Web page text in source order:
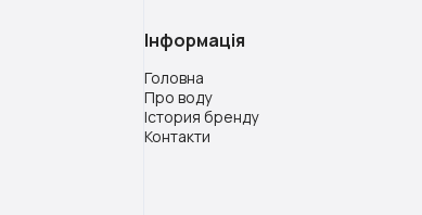
Інформація
Головна
Про воду
Істория бренду
Контакти